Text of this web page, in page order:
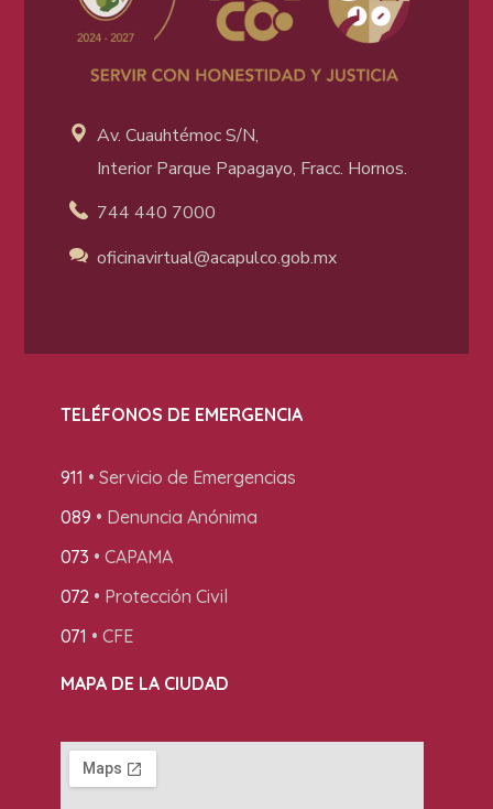
Av. Cuauhtémoc S/N,
Interior Parque Papagayo, Fracc. Hornos.
744 440 7000
oficinavirtual@acapulco.gob.mx
TELÉFONOS DE EMERGENCIA
911 • Servicio de Emergencias
089 • Denuncia Anónima
073 • CAPAMA
072 • Protección Civil
071 • CFE
MAPA DE LA CIUDAD